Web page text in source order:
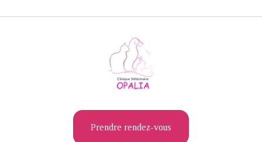
Prendre rendez-vous